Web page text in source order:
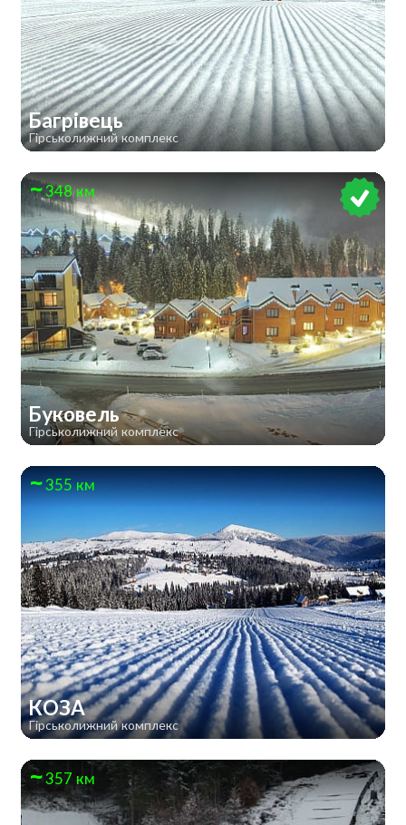
Багрівець
Гірськолижний комплекс
348 км
Буковель
Гірськолижний комплекс
355 км
КОЗА
Гірськолижний комплекс
357 км